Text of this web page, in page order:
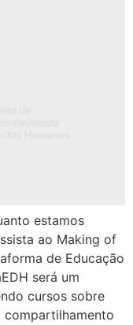
estamos
ao Making of
de Educação
será um
cursos sobre
compartilhamento